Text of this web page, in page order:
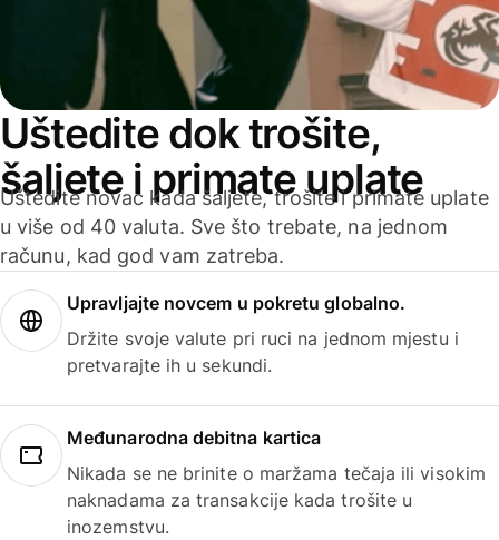
Uštedite dok trošite,
šaljete i primate uplate
Uštedite novac kada šaljete, trošite i primate uplate
u više od 40 valuta. Sve što trebate, na jednom
računu, kad god vam zatreba.
Upravljajte novcem u pokretu globalno.
Držite svoje valute pri ruci na jednom mjestu i
pretvarajte ih u sekundi.
Međunarodna debitna kartica
Nikada se ne brinite o maržama tečaja ili visokim
naknadama za transakcije kada trošite u
inozemstvu.